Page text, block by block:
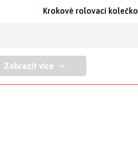
Krokové rolovací kolečko
Zobrazit více